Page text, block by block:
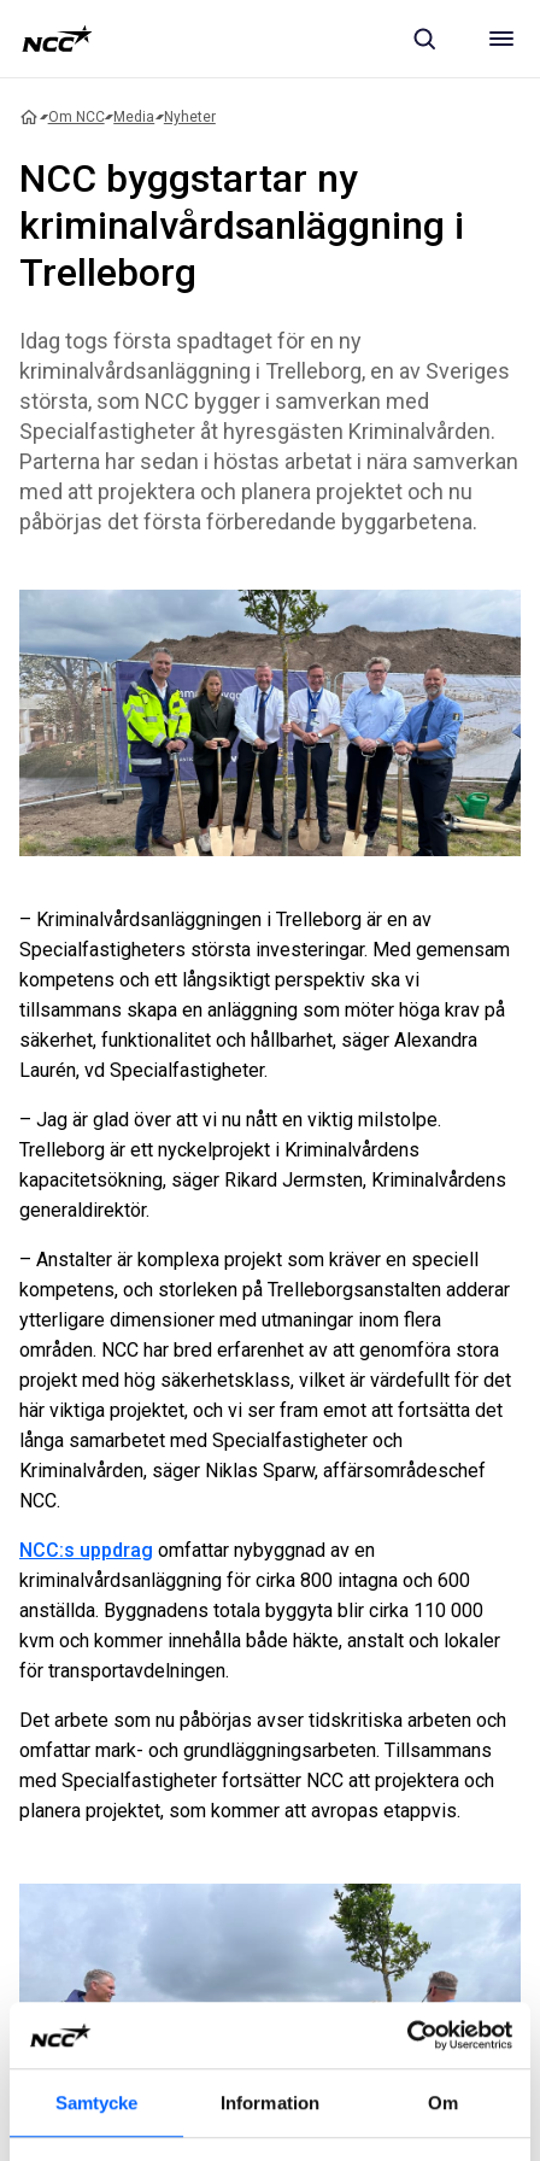
Samtycke Information Om
Om NCC Media Nyheter
NCC byggstartar ny
kriminalvårdsanläggning i
Trelleborg
Idag togs första spadtaget för en ny
kriminalvårdsanläggning i Trelleborg, en av Sveriges
största, som NCC bygger i samverkan med
Specialfastigheter åt hyresgästen Kriminalvården.
Parterna har sedan i höstas arbetat i nära samverkan
med att projektera och planera projektet och nu
påbörjas det första förberedande byggarbetena.
– Kriminalvårdsanläggningen i Trelleborg är en av
Specialfastigheters största investeringar. Med gemensam
kompetens och ett långsiktigt perspektiv ska vi
tillsammans skapa en anläggning som möter höga krav på
säkerhet, funktionalitet och hållbarhet, säger Alexandra
Laurén, vd Specialfastigheter.
– Jag är glad över att vi nu nått en viktig milstolpe.
Trelleborg är ett nyckelprojekt i Kriminalvårdens
kapacitetsökning, säger Rikard Jermsten, Kriminalvårdens
generaldirektör.
– Anstalter är komplexa projekt som kräver en speciell
kompetens, och storleken på Trelleborgsanstalten adderar
ytterligare dimensioner med utmaningar inom flera
områden. NCC har bred erfarenhet av att genomföra stora
projekt med hög säkerhetsklass, vilket är värdefullt för det
här viktiga projektet, och vi ser fram emot att fortsätta det
långa samarbetet med Specialfastigheter och
Kriminalvården, säger Niklas Sparw, affärsområdeschef
NCC.
NCC:s uppdrag omfattar nybyggnad av en
kriminalvårdsanläggning för cirka 800 intagna och 600
anställda. Byggnadens totala byggyta blir cirka 110 000
kvm och kommer innehålla både häkte, anstalt och lokaler
för transportavdelningen.
Det arbete som nu påbörjas avser tidskritiska arbeten och
omfattar mark- och grundläggningsarbeten. Tillsammans
med Specialfastigheter fortsätter NCC att projektera och
planera projektet, som kommer att avropas etappvis.